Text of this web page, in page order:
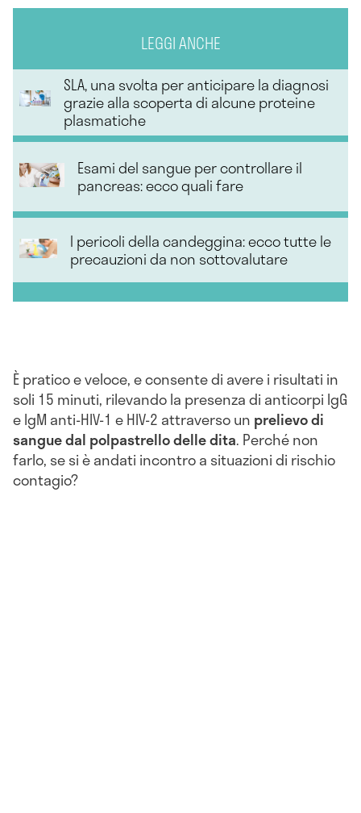
LEGGI ANCHE
SLA, una svolta per anticipare la diagnosi
grazie alla scoperta di alcune proteine
plasmatiche
Esami del sangue per controllare il
pancreas: ecco quali fare
I pericoli della candeggina: ecco tutte le
precauzioni da non sottovalutare
È pratico e veloce, e consente di avere i risultati in
soli 15 minuti, rilevando la presenza di anticorpi IgG
e IgM anti-HIV-1 e HIV-2 attraverso un prelievo di
sangue dal polpastrello delle dita. Perché non
farlo, se si è andati incontro a situazioni di rischio
contagio?